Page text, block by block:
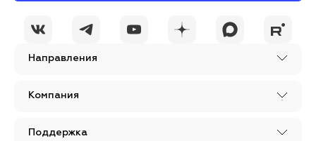
Направления
Компания
Поддержка